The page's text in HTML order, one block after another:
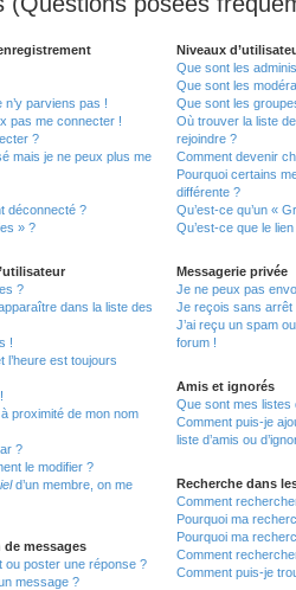
n’y parviens pas !
pas me connecter !
?
mais je ne peux plus me
déconnecté ?
» ?
?
dans la liste des
!
l’heure est toujours
proximité de mon nom
?
le modifier ?
d’un membre, on me
messages
ou poster une réponse ?
message ?
Niveaux
Que sont les
Que sont les
Que sont les
Où trouver la liste
rejoindre ?
Comment devenir
Pourquoi certains
différente ?
Qu’est-ce qu’un «
Qu’est-ce que le
Messagerie privée
Je ne peux pas
Je reçois sans arrêt
J’ai reçu un spam
forum !
Amis et ignorés
Que sont mes listes
Comment puis-je
liste d’amis ou
Recherche dans
Comment
Pourquoi ma
Pourquoi ma
Comment
Comment puis-je